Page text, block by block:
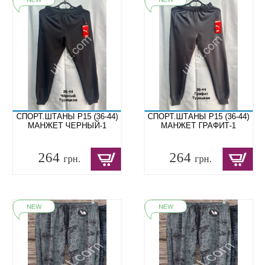
СПОРТ.ШТАНЫ P15 (36-44)
МАНЖЕТ ЧЕРНЫЙ-1
264 грн.
СПОРТ.ШТАНЫ P15 (36-44)
МАНЖЕТ ГРАФИТ-1
264грн.